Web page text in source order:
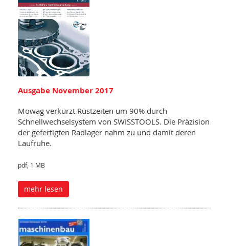
Ausgabe November 2017
Mowag verkürzt Rüstzeiten um 90% durch
Schnellwechselsystem von SWISSTOOLS. Die Präzision
der gefertigten Radlager nahm zu und damit deren
Laufruhe.
pdf, 1 MB
mehr lesen